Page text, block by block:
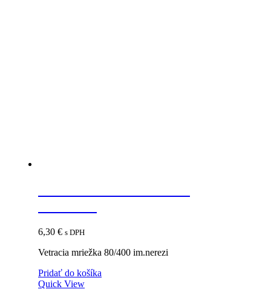
6,30 € s DPH
Vetracia mriežka 80/400 im.nerezi
Pridať do košíka
Quick View